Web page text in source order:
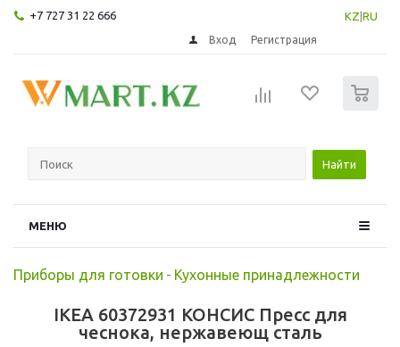
+7 727 31 22 666 KZ RU
Вход Регистрация
Найти
МЕНЮ
Приборы для готовки - Кухонные принадлежности
IKEA 60372931 КОНСИС Пресс для
чеснока, нержавеющ сталь